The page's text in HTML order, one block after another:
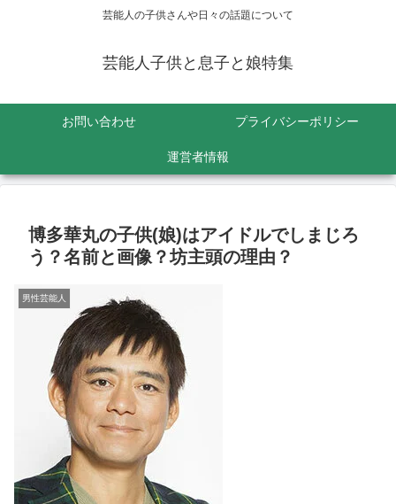
芸能人の子供さんや日々の話題について
芸能人子供と息子と娘特集
お問い合わせ プライバシーポリシー
運営者情報
博多華丸の子供(娘)はアイドルでしまじろ
う？名前と画像？坊主頭の理由？
男性芸能人